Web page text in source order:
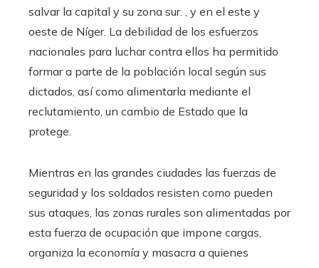
salvar la capital y su zona sur. , y en el este y
oeste de Níger. La debilidad de los esfuerzos
nacionales para luchar contra ellos ha permitido
formar a parte de la población local según sus
dictados, así como alimentarla mediante el
reclutamiento, un cambio de Estado que la
protege.
Mientras en las grandes ciudades las fuerzas de
seguridad y los soldados resisten como pueden
sus ataques, las zonas rurales son alimentadas por
esta fuerza de ocupación que impone cargas,
organiza la economía y masacra a quienes